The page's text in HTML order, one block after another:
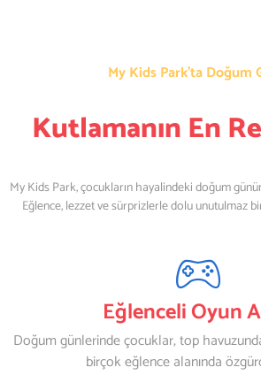
My Kids Park’ta Doğum
Kutlamanın En
My Kids Park, çocukların hayalindeki doğum
Eğlence, lezzet ve sürprizlerle dolu unutulmaz
Eğlenceli Oyun
Doğum günlerinde çocuklar, top
birçok eğlence alanında